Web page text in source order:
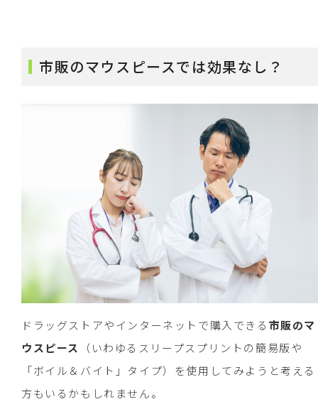
市販のマウスピースでは効果なし？
ドラッグストアやインターネットで購入できる 市販のマ
ウスピース
（いわゆるスリープスプリントの簡易版や
「ボイル＆バイト」タイプ）を使用してみようと考える
方もいるかもしれません。